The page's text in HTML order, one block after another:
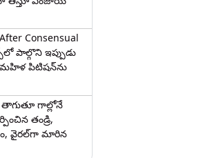
Consensual
పాల్గొని ఇప్పుడు
పిటిషన్‌ను
తాగుతూ గాల్లోనే
తండ్రి,
వైరల్‌గా మారిన